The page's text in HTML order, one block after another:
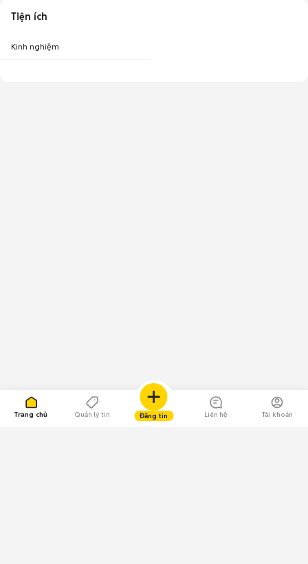
Trang chủ Quản lý tin Đăng tin Liên hệ Tài khoản
Tiện ích
Kinh nghiệm